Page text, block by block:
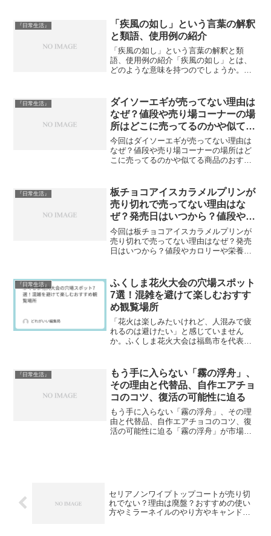
ご紹介します。aoセプトクリアケアが
2023年6月現在は...
『日常生活』
「疾風の如し」という言葉の解釈
と類語、使用例の紹介
「疾風の如し」という言葉の解釈と類
語、使用例の紹介「疾風の如し」とは、
どのような意味を持つのでしょうか。こ
した意味を持つ言葉や、どのような状況
で使われるかを例を挙げて解...
『日常生活』
ダイソーエギが売ってない理由は
なぜ？値段や売り場コーナーの場
所はどこに売ってるのかや似てる
商品のおすすめはどこで売ってる
の？
今回はダイソーエギが売ってない理由は
なぜ？値段や売り場コーナーの場所はど
こに売ってるのかや似てる商品のおすす
売っていませんとの情報がありました。
なので販売中止や廃...
『日常生活』
板チョコアイスカラメルプリンが
売り切れで売ってない理由はな
ぜ？発売日はいつから？値段やカ
ロリーや栄養成分や他の種類のフ
レーバーやどこで売ってるの？
今回は板チョコアイスカラメルプリンが
売り切れで売ってない理由はなぜ？発売
日はいつから？値段やカロリーや栄養成
コアイスカラメルプリンが2023年9月現在
は売っていませんと...
『日常生活』
ふくしま花火大会の穴場スポット
7選！混雑を避けて楽しむおすす
め観覧場所
「花火は楽しみたいけれど、人混みで疲
れるのは避けたい」と感じていません
か。ふくしま花火大会は福島市を代表す
す。そのため、「どこで見るか」によっ
て満足度が大きく変わる花火大...
『日常生活』
もう手に入らない「霧の浮舟」、
その理由と代替品、自作エアチョ
コのコツ、復活の可能性に迫る
もう手に入らない「霧の浮舟」、その理
由と代替品、自作エアチョコのコツ、復
活の可能性に迫る「霧の浮舟」が市場か
セリアノンワイプトップコートが売り切
れでない？理由は廃盤？おすすめの使い
方やミラーネイルのやり方やキャンドゥ